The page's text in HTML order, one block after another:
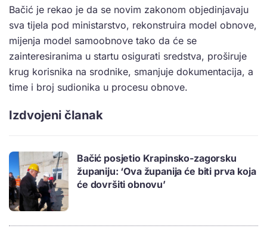
Bačić je rekao je da se novim zakonom objedinjavaju
sva tijela pod ministarstvo, rekonstruira model obnove,
mijenja model samoobnove tako da će se
zainteresiranima u startu osigurati sredstva, proširuje
krug korisnika na srodnike, smanjuje dokumentacija, a
time i broj sudionika u procesu obnove.
Izdvojeni članak
Bačić posjetio Krapinsko-zagorsku
županiju: ‘Ova županija će biti prva koja
će dovršiti obnovu’